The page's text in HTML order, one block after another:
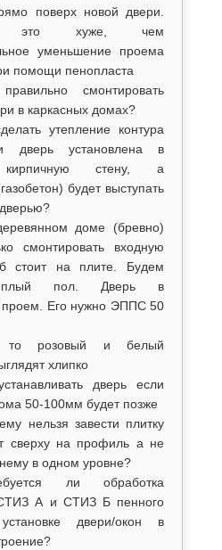
поверх новой двери.
это хуже, чем
уменьшение проема
помощи пенопласта
смонтировать
в каркасных домах?
утепление контура
дверь установлена в
стену, а
будет выступать
доме (бревно)
смонтировать входную
стоит на плите. Будем
пол. Дверь в
проем. Его нужно ЭППС 50
розовый и белый
хлипко
дверь если
50-100мм будет позже
нельзя завести плитку
сверху на профиль а не
в одном уровне?
ли обработка
А и СТИЗ Б пенного
двери/окон в